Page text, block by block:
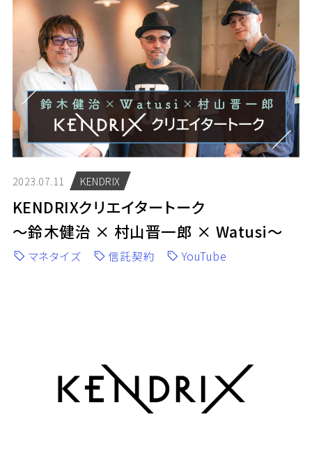
2023.07.11 KENDRIX
KENDRIXクリエイタートーク
～鈴木健治 × 村山晋一郎 × Watusi～
マネタイズ 信託契約 YouTube